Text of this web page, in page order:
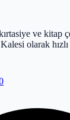
ve kitap
olarak